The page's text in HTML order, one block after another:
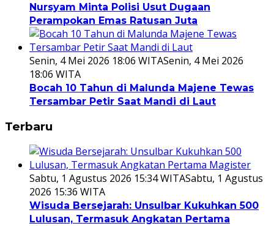
Nursyam Minta Polisi Usut Dugaan
Perampokan Emas Ratusan Juta
Senin, 4 Mei 2026 18:06 WITASenin, 4 Mei 2026
18:06 WITA
Bocah 10 Tahun di Malunda Majene Tewas
Tersambar Petir Saat Mandi di Laut
Terbaru
Sabtu, 1 Agustus 2026 15:34 WITASabtu, 1 Agustus
2026 15:36 WITA
Wisuda Bersejarah: Unsulbar Kukuhkan 500
Lulusan, Termasuk Angkatan Pertama